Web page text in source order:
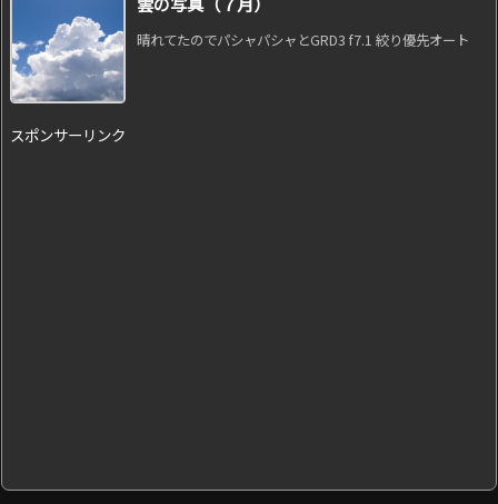
晴れてたのでパシャパシャとGRD3 f7.1 絞り優先オート
スポンサーリンク